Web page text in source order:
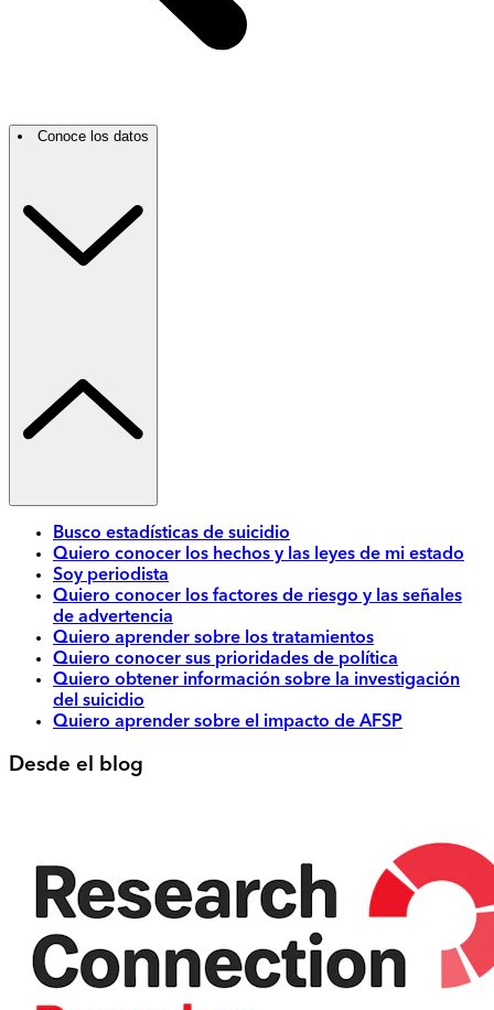
Conoce los datos
Busco estadísticas de suicidio
Quiero conocer los hechos y las leyes de mi estado
Soy periodista
Quiero conocer los factores de riesgo y las señales
de advertencia
Quiero aprender sobre los tratamientos
Quiero conocer sus prioridades de política
Quiero obtener información sobre la investigación
del suicidio
Quiero aprender sobre el impacto de AFSP
Desde el blog